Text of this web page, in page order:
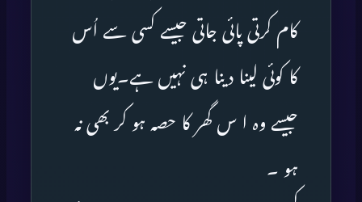
کام کرتی پائی جاتی جیسے کسی سے اُس
کا کوئی لینا دینا ہی نہیں ہے۔یوں
جیسے وہ ا س گھر کا حصہ ہو کر بھی نہ
ہو ۔